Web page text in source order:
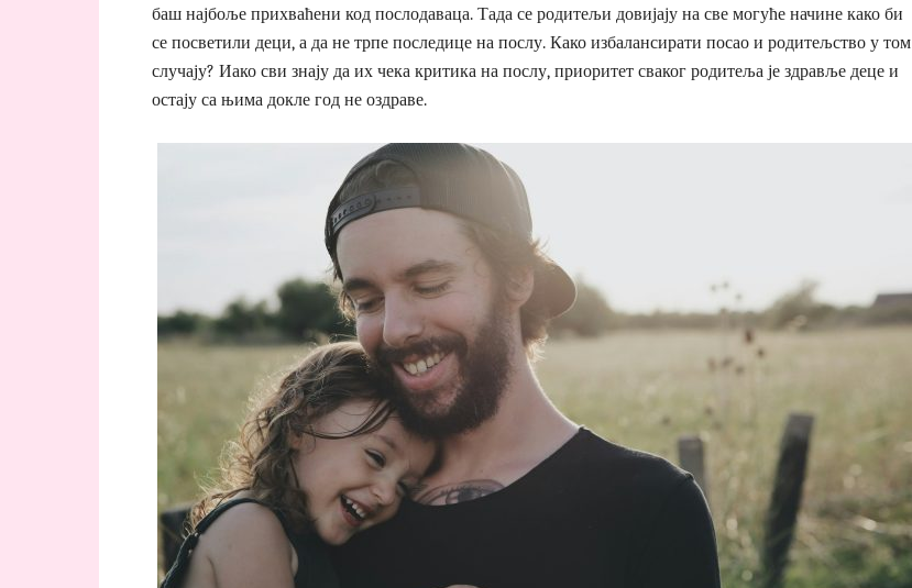
баш најбоље прихваћени код послодаваца. Тада се родитељи довијају на све могуће начине како би
се посветили деци, а да не трпе последице на послу. Како избалансирати посао и родитељство у том
случају? Иако сви знају да их чека критика на послу, приоритет сваког родитеља је здравље деце и
остају са њима докле год не оздраве.